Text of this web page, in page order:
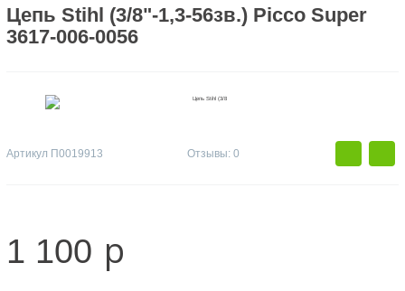
Цепь Stihl (3/8"-1,3-56зв.) Picco Super
3617-006-0056
Артикул П0019913 Отзывы: 0
1 100 p